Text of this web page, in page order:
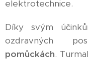
elektrotechnice.
Díky svým
ozdravných
pomůckách.